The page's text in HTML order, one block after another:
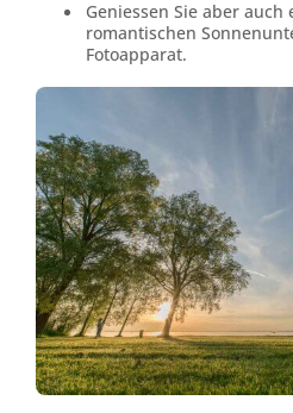
Geniessen Sie aber auch
romantischen
Fotoapparat.